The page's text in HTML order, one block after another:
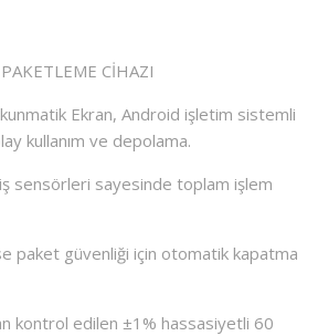
CİHAZI
Ekran, Android işletim sistemli
kullanım ve depolama.
sensörleri sayesinde toplam işlem
ise paket güvenliği için otomatik kapatma
kontrol edilen ±1% hassasiyetli 60